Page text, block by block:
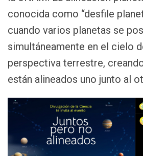
conocida como “desfile
cuando varios planetas se
simultáneamente en el cielo
perspectiva terrestre,
están alineados uno junto al